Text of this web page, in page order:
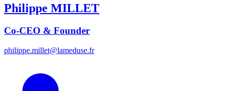
Philippe MILLET
Co-CEO & Founder
philippe.millet@lameduse.fr